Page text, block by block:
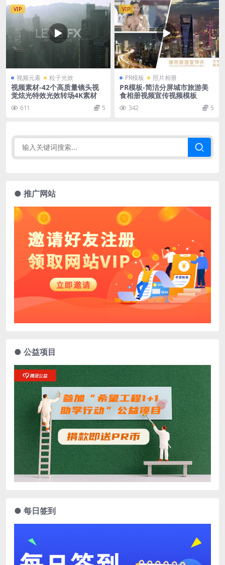
VIP
视频元素 粒子光效
视频素材-42个高质量镜头视
觉炫光特效光效转场4K素材
611 5
VIP
PR模板 照片相册
PR模板-简洁分屏城市旅游美
食相册视频宣传视频模板
342 5
● 推广网站
● 公益项目
● 每日签到